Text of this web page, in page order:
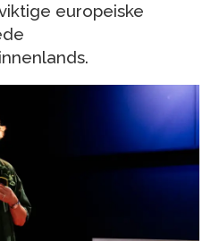
europeiske